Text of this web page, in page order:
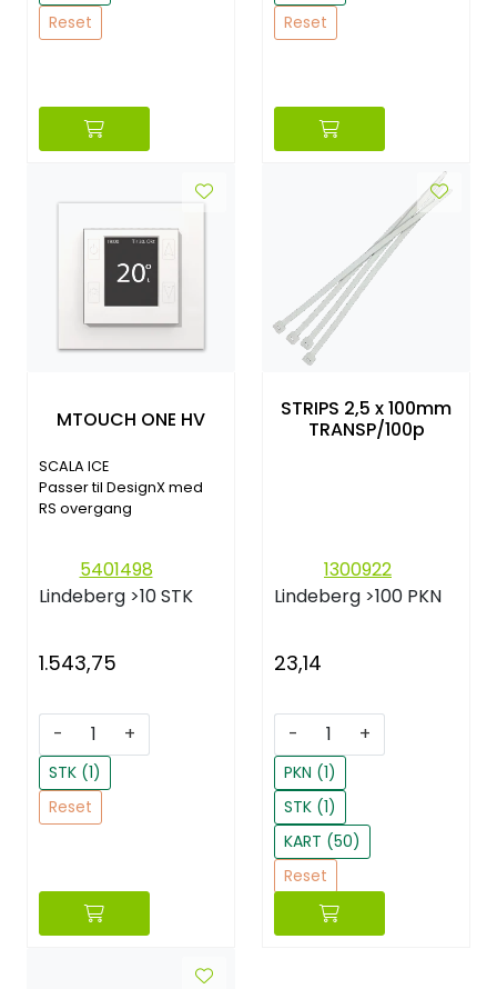
Reset
Reset
MTOUCH ONE HV
SCALA ICE
Passer til DesignX med
RS overgang
5401498
Lindeberg >10 STK
1.543,75
- +
STK (1)
Reset
STRIPS 2,5 x 100mm
TRANSP/100p
1300922
Lindeberg >100 PKN
23,14
- +
PKN (1)
STK (1)
KART (50)
Reset